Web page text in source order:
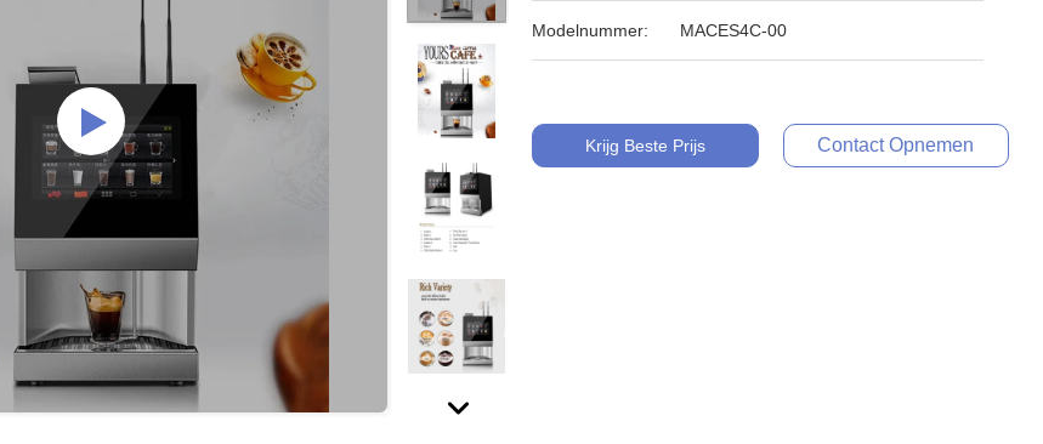
Modelnummer: MACES4C-00
Krijg Beste Prijs Contact Opnemen